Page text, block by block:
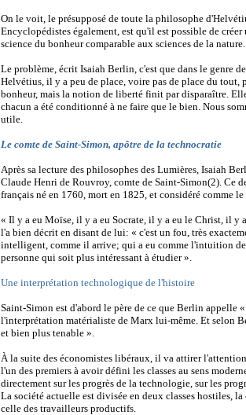
On le voit, le présupposé de toute la philosophe
Encyclopédistes également, est qu'il est possible de créer
science du bonheur comparable aux sciences de la nature.
Le problème, écrit Isaiah Berlin, c'est que dans le genre
Helvétius, il y a peu de place, voire pas de place du
bonheur, mais la notion de liberté finit par disparaître.
chacun a été conditionné à ne faire que le bien. Nous
utile.
Le comte de Saint-Simon, apôtre de la technocratie
Après sa lecture des philosophes des Lumières, Isaiah
Claude Henri de Rouvroy, comte de Saint-Simon(2). Ce
français né en 1760, mort en 1825, et considéré comme
« Il y a eu Moïse, il y a eu Socrate, il y a eu le Christ, il y
l'a bien décrit en disant de lui: « c'est un fou, très
intelligent, comme il arrive; qui a eu comme l'intuition
personne qui soit plus intéressant à étudier ».
Une interprétation technologique de l'histoire
Saint-Simon est d'abord le père de ce que Berlin
l'interprétation matérialiste de Marx lui-même. Et selon
et bien plus tenable ».
À la suite des économistes libéraux, il va attirer
l'un des premiers à avoir défini les classes au sens
directement sur les progrès de la technologie, sur les
La société actuelle est divisée en deux classes hostiles,
celle des travailleurs productifs.